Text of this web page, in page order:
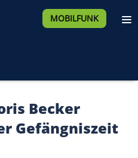
MOBILFUNK
Becker
Gefängniszeit